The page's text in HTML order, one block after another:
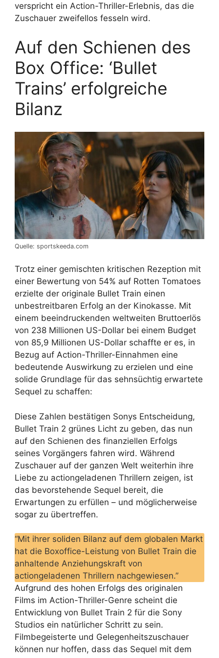
verspricht ein Action-Thriller-Erlebnis, das die
Zuschauer zweifellos fesseln wird.
Auf den Schienen des
Box Office: ‘Bullet
Trains’ erfolgreiche
Bilanz
Quelle: sportskeeda.com
Trotz einer gemischten kritischen Rezeption mit
einer Bewertung von 54% auf Rotten Tomatoes
erzielte der originale Bullet Train einen
unbestreitbaren Erfolg an der Kinokasse. Mit
einem beeindruckenden weltweiten Bruttoerlös
von 238 Millionen US-Dollar bei einem Budget
von 85,9 Millionen US-Dollar schaffte er es, in
Bezug auf Action-Thriller-Einnahmen eine
bedeutende Auswirkung zu erzielen und eine
solide Grundlage für das sehnsüchtig erwartete
Sequel zu schaffen:
Diese Zahlen bestätigen Sonys Entscheidung,
Bullet Train 2 grünes Licht zu geben, das nun
auf den Schienen des finanziellen Erfolgs
seines Vorgängers fahren wird. Während
Zuschauer auf der ganzen Welt weiterhin ihre
Liebe zu actiongeladenen Thrillern zeigen, ist
das bevorstehende Sequel bereit, die
Erwartungen zu erfüllen – und möglicherweise
sogar zu übertreffen.
“Mit ihrer soliden Bilanz auf dem globalen Markt
hat die Boxoffice-Leistung von Bullet Train die
anhaltende Anziehungskraft von
actiongeladenen Thrillern nachgewiesen.”
Aufgrund des hohen Erfolgs des originalen
Films im Action-Thriller-Genre scheint die
Entwicklung von Bullet Train 2 für die Sony
Studios ein natürlicher Schritt zu sein.
Filmbegeisterte und Gelegenheitszuschauer
können nur hoffen, dass das Sequel mit dem